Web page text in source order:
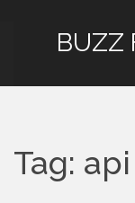
BUZZ
Tag: